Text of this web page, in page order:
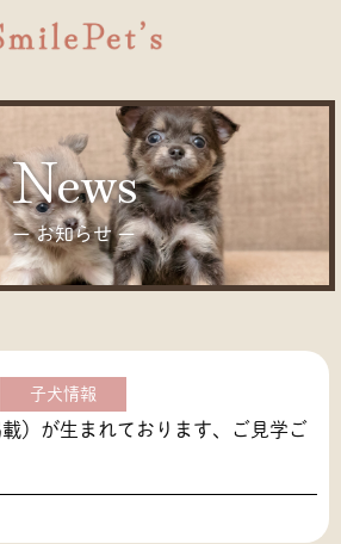
news
ー お知らせ ー
子犬情報
）が生まれております、ご見学ご